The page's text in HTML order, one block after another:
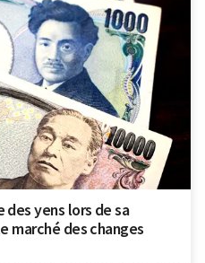
des yens lors de sa
marché des changes